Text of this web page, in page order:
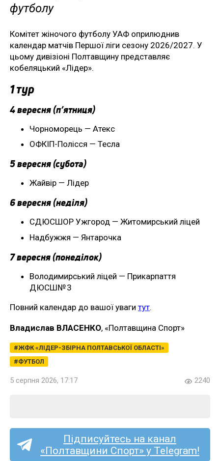
футболу
Комітет жіночого футболу УАФ оприлюднив
календар матчів Першої ліги сезону 2026/2027. У
цьому дивізіоні Полтавщину представляє
кобеляцький «Лідер».
1 тур
4 вересня (п’ятниця)
Чорноморець — Атекс
ОФКІП-Полісся — Тесла
5 вересня (субота)
Жайвір — Лідер
6 вересня (неділя)
СДЮСШОР Ужгород — Житомирський ліцей
Надбужжя — Янтарочка
7 вересня (понеділок)
Володимирський ліцей — Прикарпаття
ДЮСШ№ 3
Повний календар до вашої уваги тут.
Владислав ВЛАСЕНКО, «Полтавщина Спорт»
ЖФК «ЛІДЕР-ЗБІРНА ПОЛТАВСЬКОЇ ОБЛАСТІ»
ФУТБОЛ
5 серпня 2026, 17:17 2240
Підписуйтесь на канал
«Полтавщини Спорт» у Telegram!